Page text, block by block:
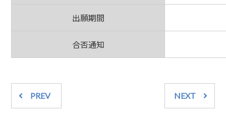
出願期間
合否通知
PREV NEXT